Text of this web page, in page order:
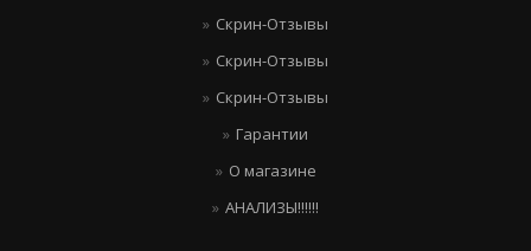
Скрин-Отзывы
Скрин-Отзывы
Скрин-Отзывы
Гарантии
О магазине
АНАЛИЗЫ!!!!!!